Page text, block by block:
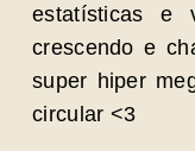
estatísticas e
crescendo e
super hiper
circular <3